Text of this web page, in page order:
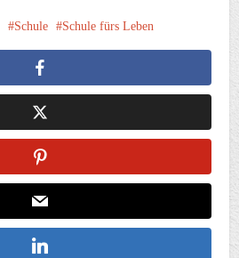
Schule Schule fürs Leben